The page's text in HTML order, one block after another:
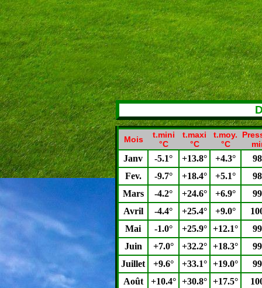
Mois
t.mini
°C
t.maxi
°C
t.moy.
°C
Janv -5.1° +13.8° +4.3°
Fev.
-9.7° +18.4° +5.1°
Mars
-4.2° +24.6° +6.9°
Avril
-4.4° +25.4° +9.0°
Mai
-1.0° +25.9° +12.1°
Juin
+7.0° +32.2° +18.3°
Juillet
+9.6° +33.1° +19.0°
Août
+10.4° +30.8° +17.5°